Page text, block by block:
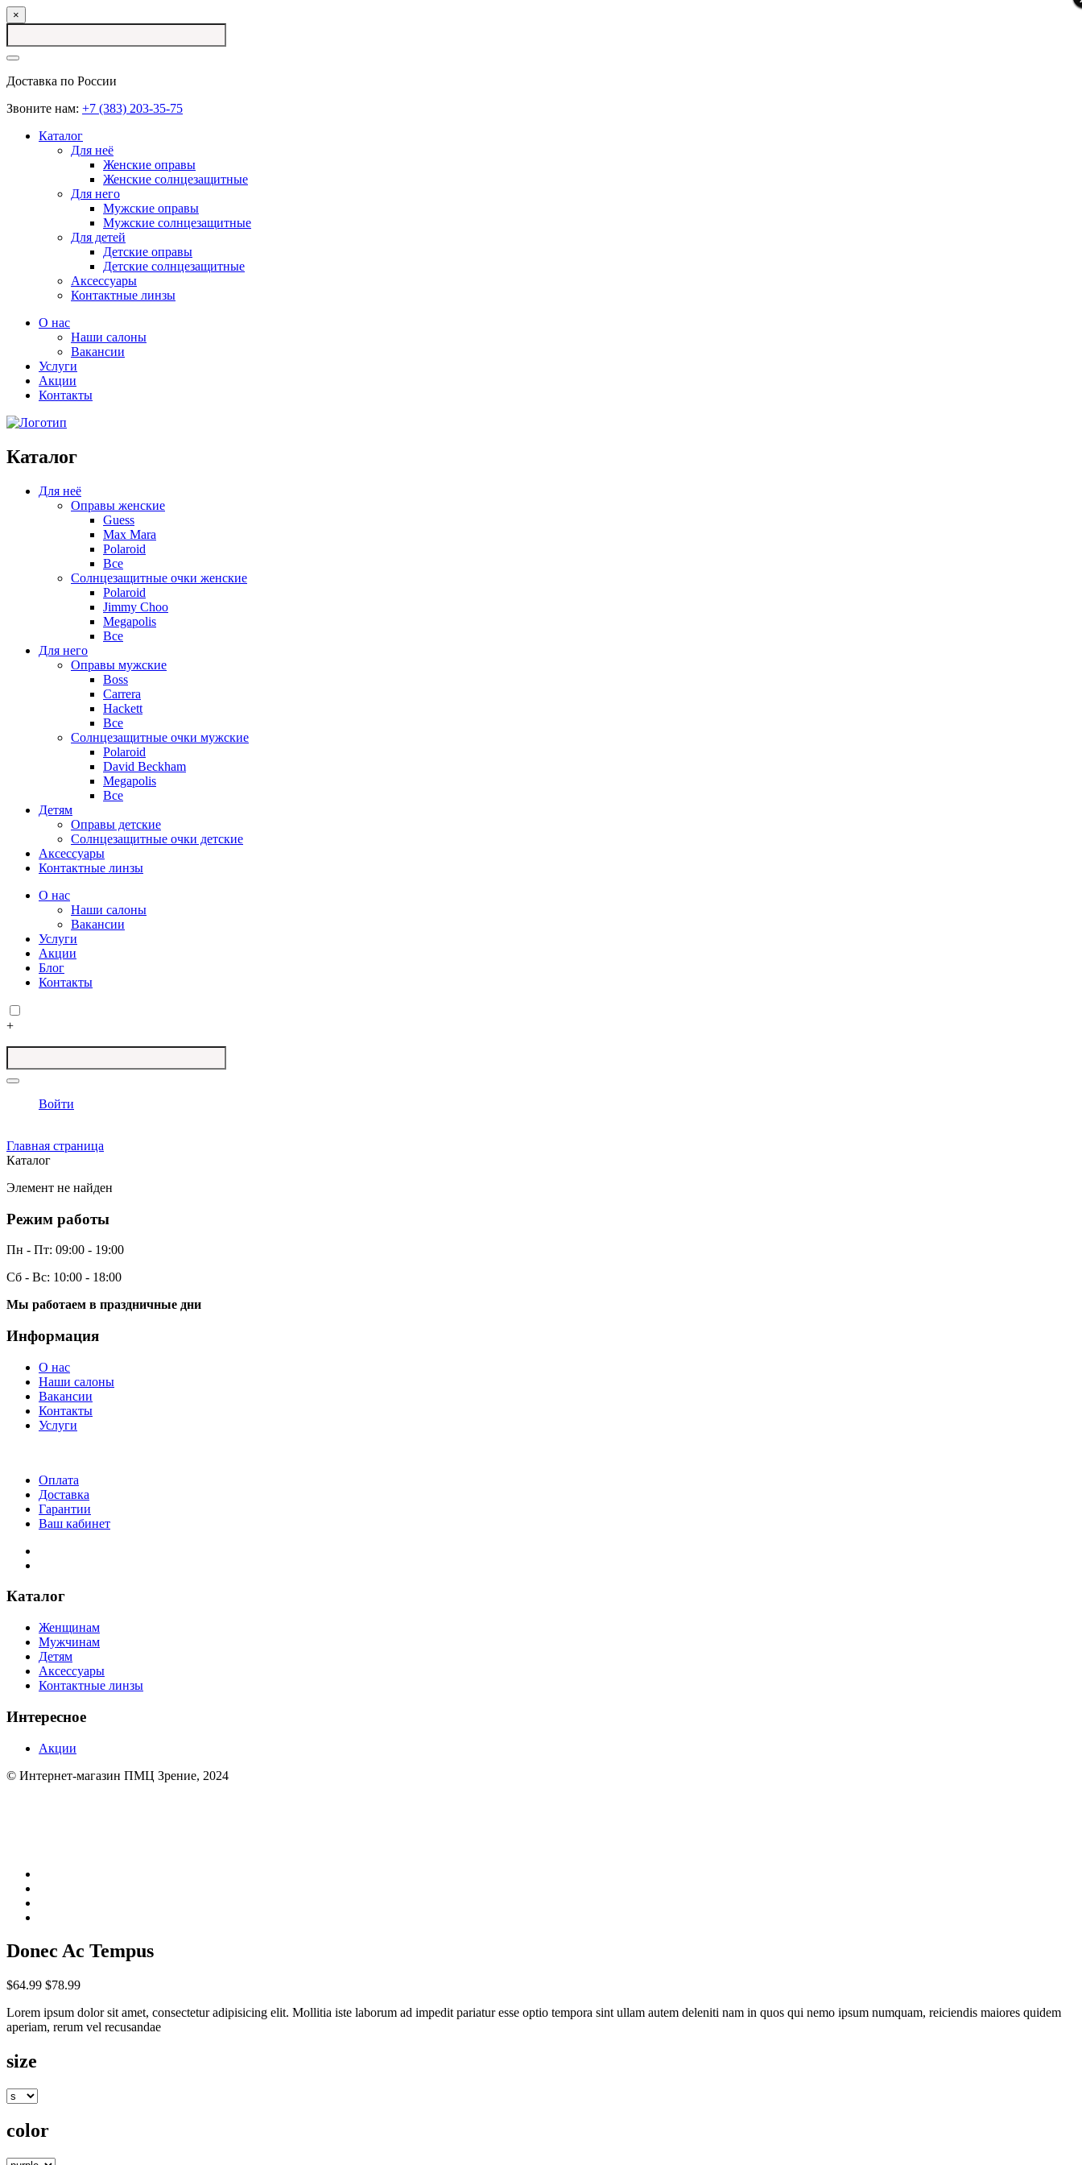
×
Доставка по России
Звоните нам: +7 (383) 203-35-75
Каталог
Для неё
Женские оправы
Женские солнцезащитные
Для него
Мужские оправы
Мужские солнцезащитные
Для детей
Детские оправы
Детские солнцезащитные
Аксессуары
Контактные линзы
О нас
Наши салоны
Вакансии
Услуги
Акции
Контакты
Каталог
Для неё
Оправы женские
Guess
Max Mara
Polaroid
Все
Солнцезащитные очки женские
Polaroid
Jimmy Choo
Megapolis
Все
Для него
Оправы мужские
Boss
Carrera
Hackett
Все
Солнцезащитные очки мужские
Polaroid
David Beckham
Megapolis
Все
Детям
Оправы детские
Солнцезащитные очки детские
Аксессуары
Контактные линзы
О нас
Наши салоны
Вакансии
Услуги
Акции
Блог
Контакты
+
Войти
Главная страница
Каталог
Элемент не найден
Режим работы
Пн - Пт: 09:00 - 19:00
Сб - Вс: 10:00 - 18:00
Мы работаем в праздничные дни
Информация
О нас
Наши салоны
Вакансии
Контакты
Услуги
Оплата
Доставка
Гарантии
Ваш кабинет
Каталог
Женщинам
Мужчинам
Детям
Аксессуары
Контактные линзы
Интересное
Акции
© Интернет-магазин ПМЦ Зрение, 2024
Donec Ac Tempus
$64.99 $78.99
Lorem ipsum dolor sit amet, consectetur adipisicing elit. Mollitia iste laborum ad impedit pariatur esse optio tempora sint ullam autem deleniti nam in quos qui nemo ipsum numquam, reiciendis maiores quidem
aperiam, rerum vel recusandae
size
color